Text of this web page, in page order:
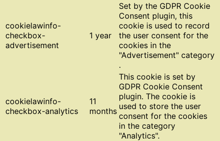
cookielawinfo-
checkbox-
advertisement
1 year
Set by the GDPR Cookie
Consent plugin, this
cookie is used to record
the user consent for the
cookies in the
"Advertisement" category
.
cookielawinfo-
checkbox-analytics
11
months
This cookie is set by
GDPR Cookie Consent
plugin. The cookie is
used to store the user
consent for the cookies
in the category
"Analytics".